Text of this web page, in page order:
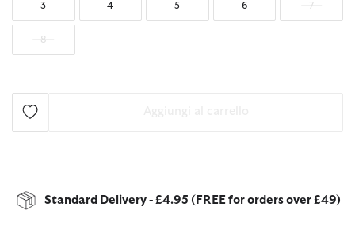
3 4 5 6 7
8
Standard Delivery - £4.95 (FREE for orders over £49)